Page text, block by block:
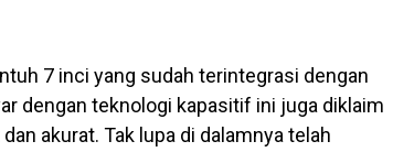
7 inci yang sudah terintegrasi dengan
dengan teknologi kapasitif ini juga diklaim
akurat. Tak lupa di dalamnya telah